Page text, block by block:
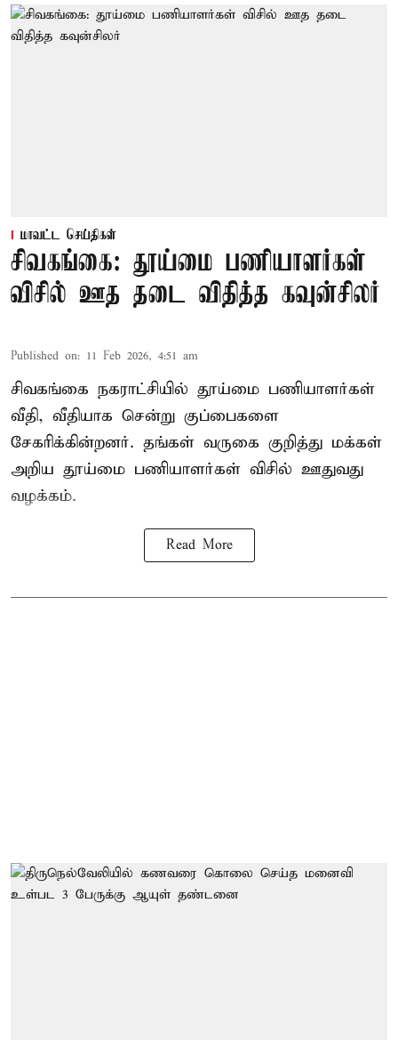
மாவட்ட செய்திகள்
சிவகங்கை: தூய்மை பணியாளர்கள்
விசில் ஊத தடை விதித்த கவுன்சிலர்
Published on: 11 Feb 2026, 4:51 am
சிவகங்கை நகராட்சியில் தூய்மை பணியாளர்கள்
வீதி, வீதியாக சென்று குப்பைகளை
சேகரிக்கின்றனர். தங்கள் வருகை குறித்து மக்கள்
அறிய தூய்மை பணியாளர்கள் விசில் ஊதுவது
வழக்கம்.
Read More